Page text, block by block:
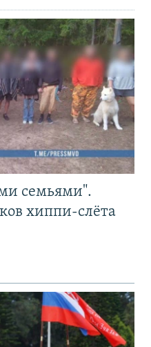
семьями".
хиппи-слёта